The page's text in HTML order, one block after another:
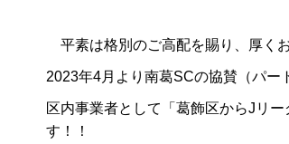
平素は格別のご高配を賜り、厚く
2023年4月より南葛SCの協賛（パー
区内事業者として「葛飾区からJリ
す！！